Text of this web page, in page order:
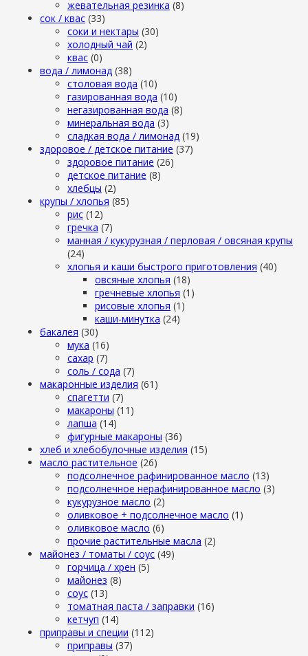
жевательная резинка (8)
сок / квас (33)
соки и нектары (30)
холодный чай (2)
квас (0)
вода / лимонад (38)
столовая вода (10)
газированная вода (10)
негазированная вода (8)
минеральная вода (3)
сладкая вода / лимонад (19)
здоровое / детское питание (37)
здоровое питание (26)
детское питание (8)
хлебцы (2)
крупы / хлопья (85)
рис (12)
гречка (7)
манная / кукурузная / перловая / овсяная крупы
(24)
хлопья и каши быстрого приготовления (40)
овсяные хлопья (18)
гречневые хлопья (1)
рисовые хлопья (1)
каши-минутка (24)
бакалея (30)
мука (16)
сахар (7)
cоль / cода (7)
макаронные изделия (61)
cпагетти (7)
макароны (11)
лапша (14)
фигурные макароны (36)
хлеб и хлебобулочные изделия (15)
масло растительное (26)
подсолнечное рафинированное масло (13)
подсолнечное нерафинированное масло (3)
кукурузное масло (2)
оливковое + подсолнечное масло (1)
оливковое масло (6)
прочие растительные масла (2)
майонез / томаты / соус (49)
горчица / хрен (5)
майонез (8)
соус (13)
томатная паста / заправки (16)
кетчуп (14)
приправы и специи (112)
приправы (37)